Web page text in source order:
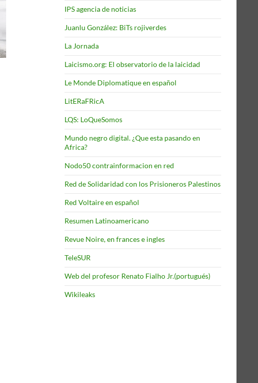
IPS agencia de noticias
Juanlu González: BiTs rojiverdes
La Jornada
Laicismo.org: El observatorio de la laicidad
Le Monde Diplomatique en español
LitERaFRicA
LQS: LoQueSomos
Mundo negro digital. ¿Que esta pasando en
Africa?
Nodo50 contrainformacion en red
Red de Solidaridad con los Prisioneros Palestinos
Red Voltaire en español
Resumen Latinoamericano
Revue Noire, en frances e ingles
TeleSUR
Web del profesor Renato Fialho Jr.(portugués)
Wikileaks